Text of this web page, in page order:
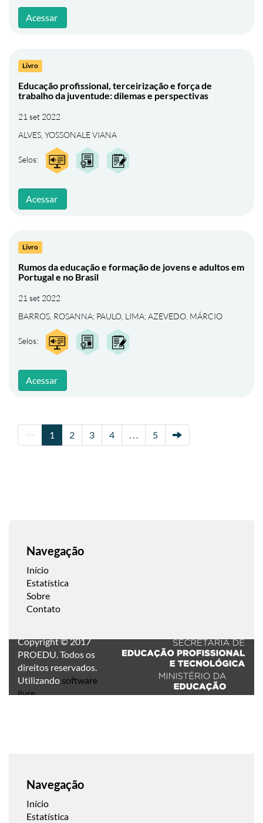
Acessar
Livro
Educação profissional, terceirização e força de
trabalho da juventude: dilemas e perspectivas
21 set 2022
ALVES, YOSSONALE VIANA
Selos:
Acessar
Livro
Rumos da educação e formação de jovens e adultos em
Portugal e no Brasil
21 set 2022
BARROS, ROSANNA; PAULO, LIMA;AZEVEDO, MÁRCIO
Selos:
Acessar
1 2 3 4 . . . 5
Navegação
Início
Estatística
Sobre
Contato
Copyright © 2017
PROEDU. Todos os
direitos reservados.
Utilizando software
livre.
Navegação
Início
Estatística